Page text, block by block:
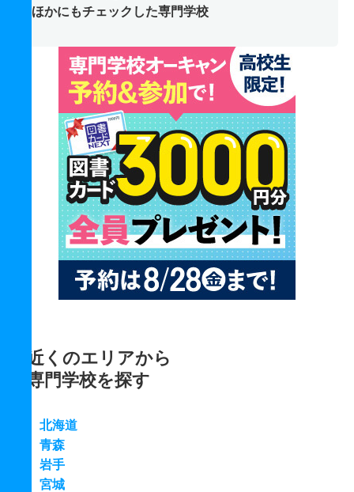
ほかにもチェックした専門学校
近くのエリアから
専門学校を探す
北海道
青森
岩手
宮城